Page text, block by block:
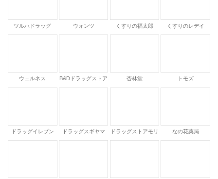
ツルハドラッグ ウォンツ くすりの福太郎 くすりのレデイ
ウェルネス B&Dドラッグストア 杏林堂 トモズ
ドラッグイレブン ドラッグスギヤマ ドラッグストアモリ なの花薬局